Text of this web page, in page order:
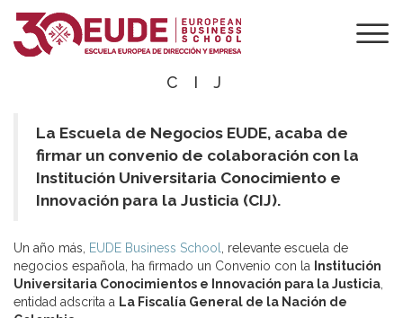
EUDE FIRMA UN
CONVENIO DE 45
CIJ
La Escuela de Negocios EUDE, acaba de
firmar un convenio de colaboración con la
Institución Universitaria Conocimiento e
Innovación para la Justicia (CIJ).
Un año más, EUDE Business School
, relevante escuela de
negocios española, ha firmado un Convenio con la
Institución
Universitaria Conocimientos e Innovación para la Justicia
entidad adscrita a La Fiscalía General de la Nación de